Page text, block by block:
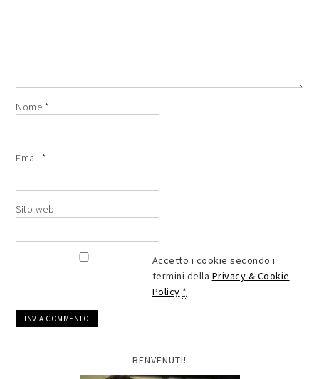
Nome *
Email*
Sito web
Accetto i cookie secondo i
termini della Privacy & Cookie
Policy *
BENVENUTI!